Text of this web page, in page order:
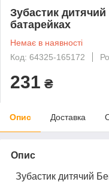
Зубастик
батарейках
Немає в наявності
Код: 64325-165172
231 ₴
Опис Доставка
Опис
Зубастик дитячий